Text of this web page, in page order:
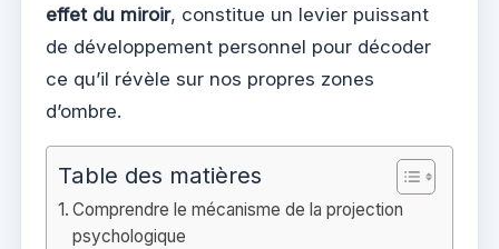
effet du miroir, constitue un levier puissant
de développement personnel pour décoder
ce qu’il révèle sur nos propres zones
d’ombre.
Table des matières
Comprendre le mécanisme de la projection
psychologique